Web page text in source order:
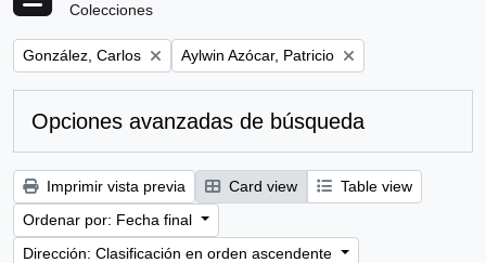
Colecciones
Remove filter:
González, Carlos Remove filter:
Aylwin Azócar, Patricio
Opciones avanzadas de búsqueda
Imprimir vista previa Card view
Table view
Ordenar por: Fecha final
Dirección: Clasificación en orden ascendente